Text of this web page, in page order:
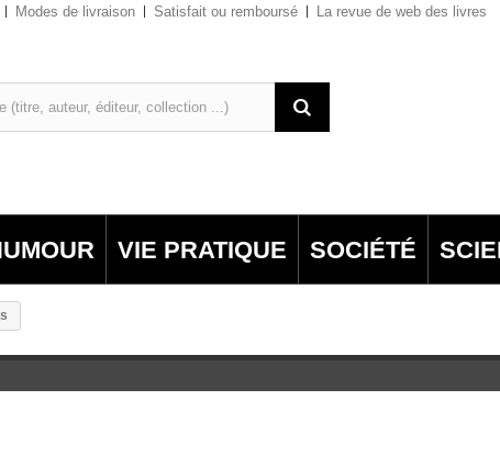
Modes de livraison Satisfait ou remboursé La revue de web des livres
VIE PRATIQUE SOCIÉTÉ